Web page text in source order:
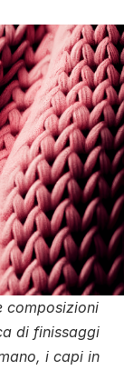
composizioni
di finissaggi
i capi in